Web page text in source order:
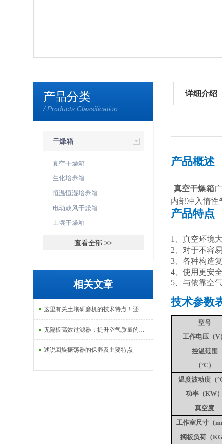
详细介绍
产品概述
真空干燥箱
内部冲入惰性
产品特点
1、真空环境
2、对于不容
3、各种构造
4、使用更安
5、与依靠空
技术参数
型号
工作电压（V
控温范围
（°C）
温度波动度 （
功率 （KW
真空度
工作室尺寸 （
搁板负荷（
产品分类
/ Products Classification
干燥箱
真空干燥箱
生化培养箱
恒温恒湿培养箱
电动鼓风干燥箱
土壤干燥箱
查看全部 >>
相关文章
这里有关土壤研磨机的技术特点！还不来看看！
无隔板高效过滤器：提升空气质量的关键工具
述说回旋振荡器的保养及主要特点